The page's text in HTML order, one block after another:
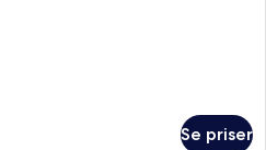
Se priser